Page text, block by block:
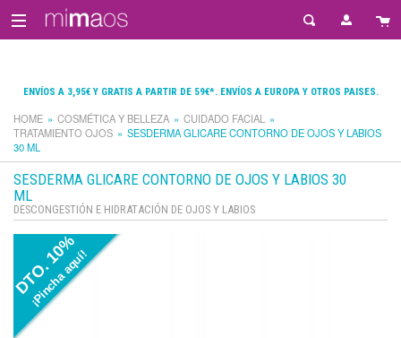
ENVÍOS A 3,95€ Y GRATIS A PARTIR DE 59€*. ENVÍOS A EUROPA Y OTROS PAISES.
HOME COSMÉTICA Y BELLEZA
CUIDADO FACIAL
TRATAMIENTO OJOS
SESDERMA GLICARE CONTORNO DE OJOS Y LABIOS
30 ML
SESDERMA GLICARE CONTORNO DE OJOS Y LABIOS 30
ML
DESCONGESTIÓN E HIDRATACIÓN DE OJOS Y LABIOS
DTO. 10%
¡Pincha aquí!